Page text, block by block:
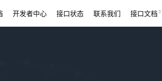
开发者中心 接口状态 联系我们 接口文档